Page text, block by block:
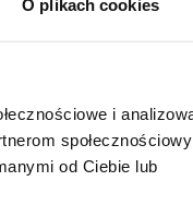
O plikach cookies
i
od Ciebie lub
składającego się z 7
względem rzeki. Ze